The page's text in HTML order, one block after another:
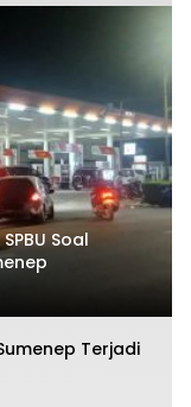
Soal
Terjadi